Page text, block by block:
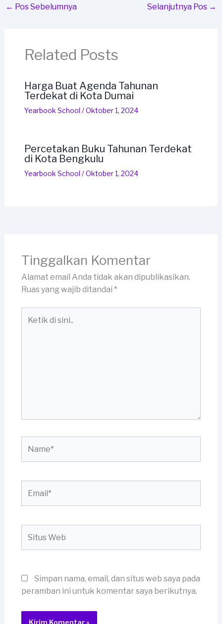
← Pos Sebelumnya Selanjutnya Pos →
Related Posts
Harga Buat Agenda Tahunan
Terdekat di Kota Dumai
Yearbook School /Oktober 1, 2024
Percetakan Buku Tahunan Terdekat
di Kota Bengkulu
Yearbook School /Oktober 1, 2024
Tinggalkan Komentar
Alamat email Anda tidak akan dipublikasikan.
Ruas yang wajib ditandai *
Web
Simpan nama, email, dan situs web saya pada
peramban ini untuk komentar saya berikutnya.